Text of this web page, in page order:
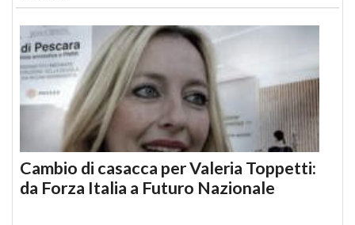
Cambio di casacca per Valeria Toppetti:
da Forza Italia a Futuro Nazionale